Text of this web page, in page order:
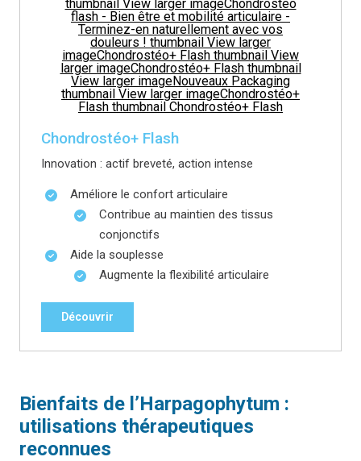
Chondrostéo+ Flash
Innovation : actif breveté, action intense
Améliore le confort articulaire
Contribue au maintien des tissus
conjonctifs
Aide la souplesse
Augmente la flexibilité articulaire
Découvrir
Bienfaits de l’Harpagophytum :
utilisations thérapeutiques
reconnues